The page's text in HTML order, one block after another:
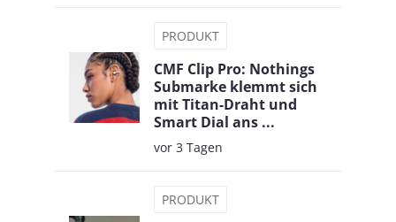
PRODUKT
CMF Clip Pro: Nothings
Submarke klemmt sich
mit Titan-Draht und
Smart Dial ans ...
vor 3 Tagen
PRODUKT